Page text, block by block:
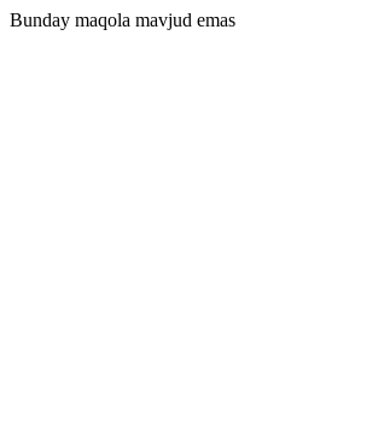
Bunday maqola mavjud emas